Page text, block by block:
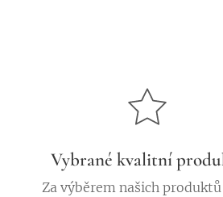
Vybrané kvalitní
Za výběrem našich